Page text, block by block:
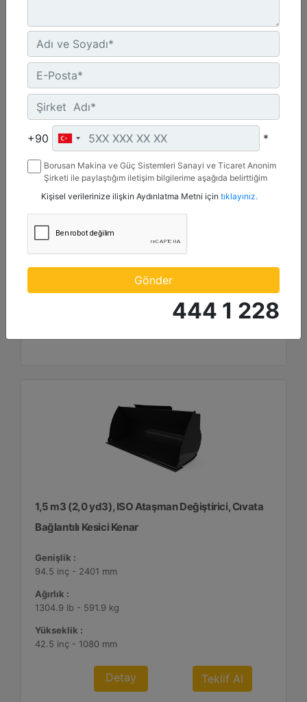
1,4 m3 (1,8 yd3), ISO Ataşman Değiştirici, Cıvata
Bağlantılı Tırnaklı
Genişlik :
95.6 inç - 2429 mm
Ağırlık :
1213 lb - 550.2 kg
1,5 m3 (2,0 yd3), ISO Ataşman Değiştirici, Cıvata
Bağlantılı Kesici Kenar
Genişlik :
94.5 inç - 2401 mm
Ağırlık :
1304.9 lb - 591.9 kg
Yükseklik :
42.5 inç - 1080 mm
Detay Teklif Al
+90 *
Borusan Makina ve Güç Sistemleri Sanayi ve Ticaret Anonim
Şirketi ile paylaştığım iletişim bilgilerime aşağıda belirttiğim
mesaj gönderilmesine izin veriyorum.
Kişisel verilerinize ilişkin Aydınlatma Metni için tıklayınız.
Gönder
444 1 228